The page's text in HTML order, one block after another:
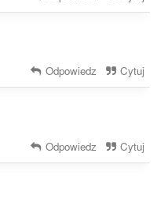
Odpowiedz Cytuj
Odpowiedz Cytuj